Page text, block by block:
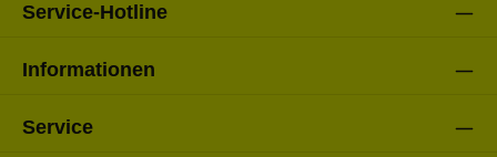
Service-Hotline
Informationen
Service